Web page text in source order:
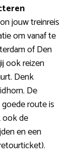
jouw treinreis
om vanaf te
of Den
ook reizen
Denk
De
route is
ook de
en een